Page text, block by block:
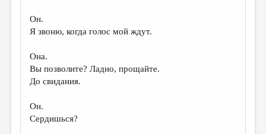
Он.
Я звоню, когда голос мой ждут.
Она.
Вы позволите? Ладно, прощайте.
До свидания.
Он.
Сердишься?